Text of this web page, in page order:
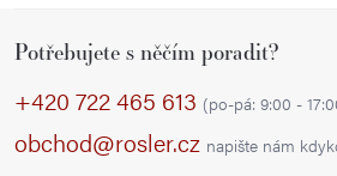
Potřebujete s něčím poradit?
+420 722 465 613 (po-pá: 9:00 -
obchod@rosler.cz napište nám